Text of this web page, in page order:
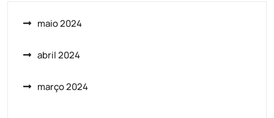
maio 2024
abril 2024
março 2024